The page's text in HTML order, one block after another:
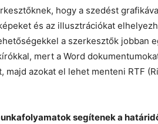
hogy a szedést
és az illusztrációkat
a szerkesztők jobban
mert a Word
azokat el lehet menteni RTF
segítenek a